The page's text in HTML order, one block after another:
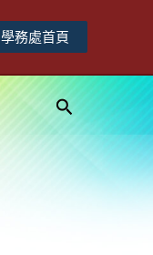
學務處首頁
搜
尋